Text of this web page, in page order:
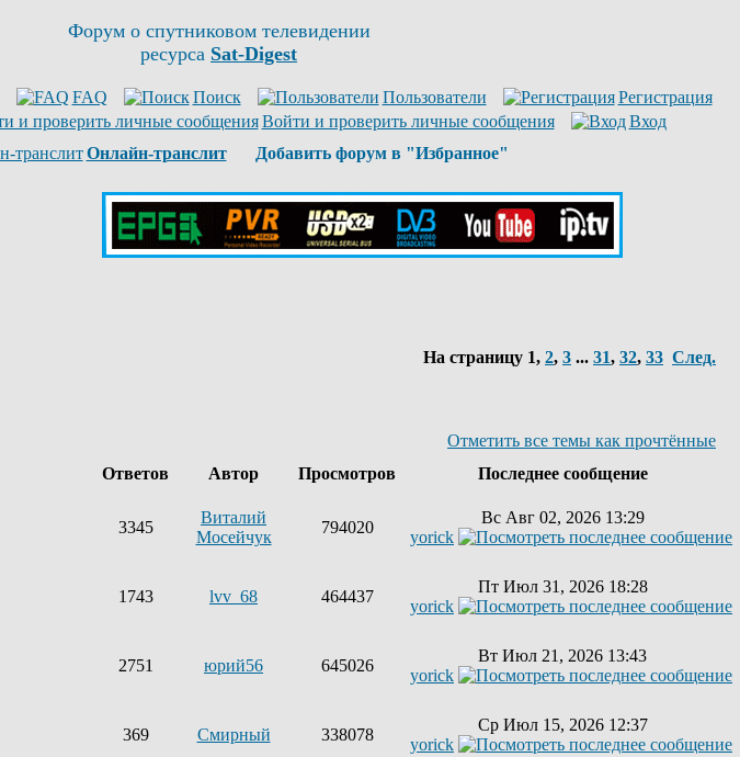
Форум о спутниковом телевидении
ресурса Sat-Digest
FAQ Поиск Пользователи
Регистрация
Войти и проверить личные сообщения
Вход
Онлайн-транслит
Добавить форум в "Избранное"
На страницу 1, 2, 3 ... 31, 32, 33 След.
Отметить все темы как прочтённые
Ответов Автор Просмотров Последнее сообщение
3345
Виталий
Мосейчук
794020
Вс Авг 02, 2026 13:29
yorick
1743 lvv_68 464437
Пт Июл 31, 2026 18:28
yorick
2751 юрий56 645026
Вт Июл 21, 2026 13:43
yorick
369 Смирный 338078
Ср Июл 15, 2026 12:37
yorick